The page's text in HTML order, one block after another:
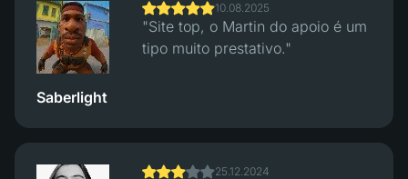
respondeu rápido, as retiradas
foram rápidas."
Saberlight
10.08.2025
"Site top, o Martin do apoio é um
tipo muito prestativo."
25.12.2024